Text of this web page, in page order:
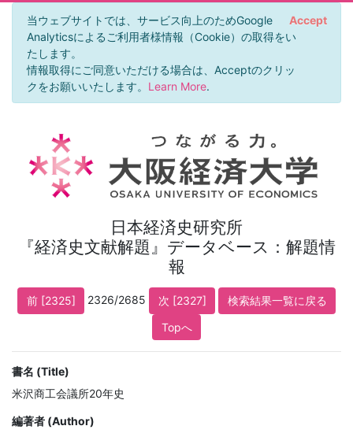
当ウェブサイトでは、サービス向上のためGoogle
Analyticsによるご利用者様情報（Cookie）の取得をい
たします。
情報取得にご同意いただける場合は、Acceptのクリッ
クをお願いいたします。 Learn More.
Accept
日本経済史研究所
『経済史文献解題』データベース：解題情
報
前 [2325] 2326/2685 次 [2327]
検索結果一覧に戻る
Topへ
書名 (Title)
米沢商工会議所20年史
編著者 (Author)